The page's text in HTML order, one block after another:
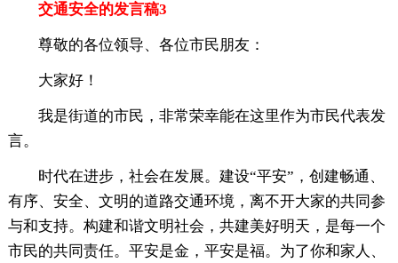
交通安全的发言稿3
尊敬的各位领导、各位市民朋友：
大家好！
我是街道的市民，非常荣幸能在这里作为市民代表发
言。
时代在进步，社会在发展。建设“平安”，创建畅通、
有序、安全、文明的道路交通环境，离不开大家的共同参
与和支持。构建和谐文明社会，共建美好明天，是每一个
市民的共同责任。平安是金，平安是福。为了你和家人、